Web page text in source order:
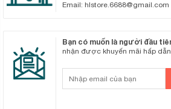
Email: hlstore.6688@gmail.com
Bạn có muốn là người đầu
nhận được khuyến mãi hấp